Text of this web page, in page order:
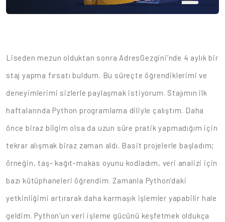
Liseden mezun olduktan sonra AdresGezgini’nde 4 aylık bir
staj yapma fırsatı buldum. Bu süreçte öğrendiklerimi ve
deneyimlerimi sizlerle paylaşmak istiyorum. Stajımın ilk
haftalarında Python programlama diliyle çalıştım. Daha
önce biraz bilgim olsa da uzun süre pratik yapmadığım için
tekrar alışmak biraz zaman aldı. Basit projelerle başladım;
örneğin, taş- kağıt-makas oyunu kodladım, veri analizi için
bazı kütüphaneleri öğrendim. Zamanla Python’daki
yetkinliğimi artırarak daha karmaşık işlemler yapabilir hale
geldim. Python’un veri işleme gücünü keşfetmek oldukça